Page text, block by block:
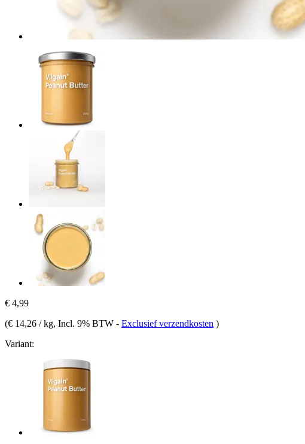
€ 4,99
(€ 14,26 / kg, Incl. 9% BTW - Exclusief verzendkosten )
Variant: